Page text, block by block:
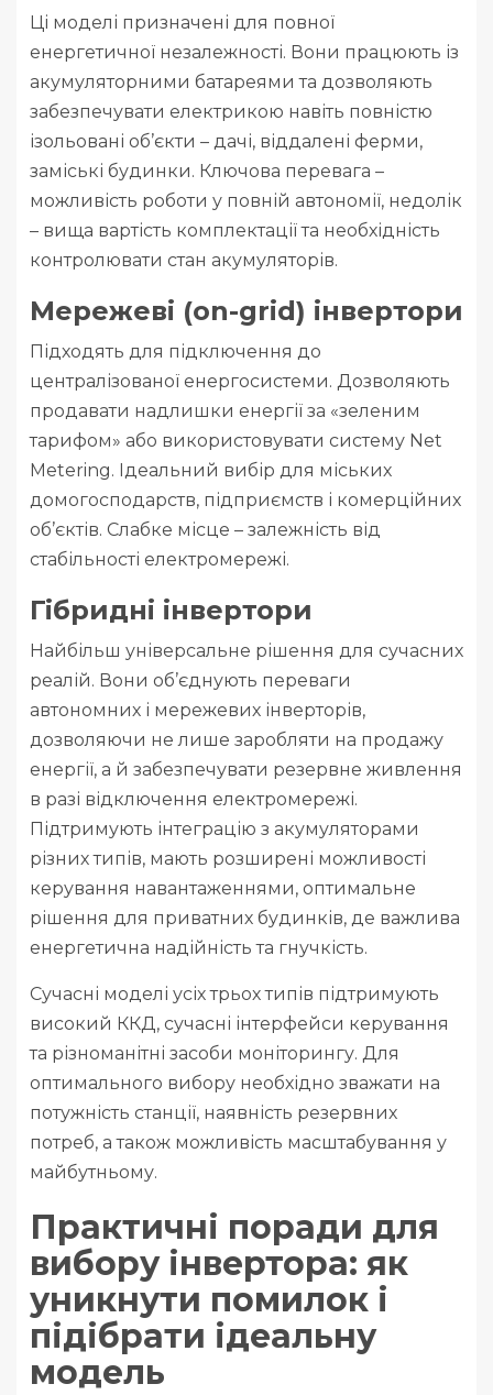
Ці моделі призначені для повної
енергетичної незалежності. Вони працюють із
акумуляторними батареями та дозволяють
забезпечувати електрикою навіть повністю
ізольовані об’єкти – дачі, віддалені ферми,
заміські будинки. Ключова перевага –
можливість роботи у повній автономії, недолік
– вища вартість комплектації та необхідність
контролювати стан акумуляторів.
Мережеві (on-grid) інвертори
Підходять для підключення до
централізованої енергосистеми. Дозволяють
продавати надлишки енергії за «зеленим
тарифом» або використовувати систему Net
Metering. Ідеальний вибір для міських
домогосподарств, підприємств і комерційних
об’єктів. Слабке місце – залежність від
стабільності електромережі.
Гібридні інвертори
Найбільш універсальне рішення для сучасних
реалій. Вони об’єднують переваги
автономних і мережевих інверторів,
дозволяючи не лише заробляти на продажу
енергії, а й забезпечувати резервне живлення
в разі відключення електромережі.
Підтримують інтеграцію з акумуляторами
різних типів, мають розширені можливості
керування навантаженнями, оптимальне
рішення для приватних будинків, де важлива
енергетична надійність та гнучкість.
Сучасні моделі усіх трьох типів підтримують
високий ККД, сучасні інтерфейси керування
та різноманітні засоби моніторингу. Для
оптимального вибору необхідно зважати на
потужність станції, наявність резервних
потреб, а також можливість масштабування у
майбутньому.
Практичні поради для
вибору інвертора: як
уникнути помилок і
підібрати ідеальну
модель